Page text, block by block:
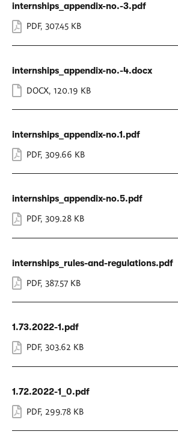
internships_appendix-no.-3.pdf
PDF, 307.45 KB
internships_appendix-no.-4.docx
DOCX, 120.19 KB
internships_appendix-no.1.pdf
PDF, 309.66 KB
internships_appendix-no.5.pdf
PDF, 309.28 KB
internships_rules-and-regulations.pdf
PDF, 387.57 KB
1.73.2022-1.pdf
PDF, 303.62 KB
1.72.2022-1_0.pdf
PDF, 299.78 KB